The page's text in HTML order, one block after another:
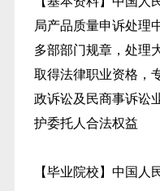
局产品质量申诉处理
多部部门规章，处理
取得法律职业资格，
政诉讼及民商事诉讼
护委托人合法权益
【毕业院校】中国人